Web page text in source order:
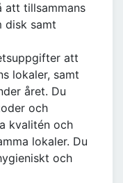
att tillsammans
disk samt
att
lokaler, samt
året. Du
och
kvalitén och
lokaler. Du
och